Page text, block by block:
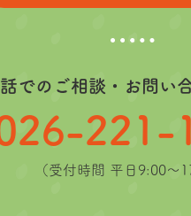
でのご相談・お問い
221-
（受付時間 平日9:00〜